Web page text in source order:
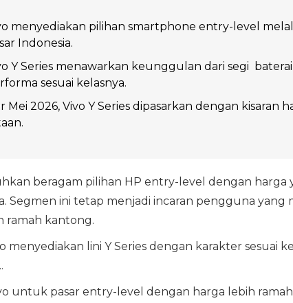
menyediakan pilihan smartphone entry-level
Indonesia.
Y Series menawarkan keunggulan dari segi
sesuai kelasnya.
Mei 2026, Vivo Y Series dipasarkan dengan kisaran
beragam pilihan HP entry-level dengan harga
Segmen ini tetap menjadi incaran pengguna yang
ramah kantong.
menyediakan lini Y Series dengan karakter sesuai
untuk pasar entry-level dengan harga lebih